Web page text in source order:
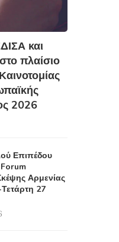
και
πλαίσιο
2026
Επιπέδου
Αρμενίας
27